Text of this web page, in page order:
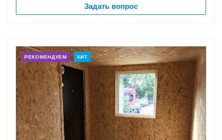
Задать вопрос
РЕКОМЕНДУЕМ ХИТ